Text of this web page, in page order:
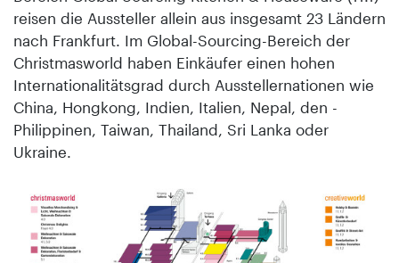
reisen die Aussteller allein aus insgesamt 23 Ländern
nach Frankfurt. Im Global-Sourcing-Bereich der
Christmasworld haben Einkäufer einen hohen
Internationalitätsgrad durch Aussteller­nationen wie
China, Hongkong, Indien, Italien, Nepal, den ­
Philippinen, Taiwan, Thailand, Sri Lanka oder
Ukraine.